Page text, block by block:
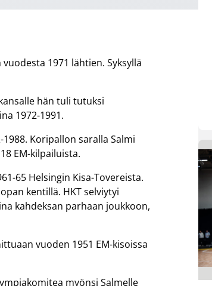
1971 lähtien. Syksyllä
hän tuli tutuksi
1972-1991.
Koripallon saralla Salmi
EM-kilpailuista.
65 Helsingin Kisa-Tovereista.
kentillä. HKT selviytyi
kahdeksan parhaan joukkoon,
vuoden 1951 EM-kisoissa
myönsi Salmelle